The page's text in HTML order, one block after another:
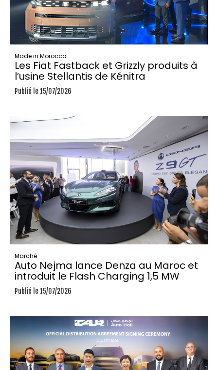
Made in Morocco
Les Fiat Fastback et Grizzly produits à
l’usine Stellantis de Kénitra
Publié le 15/07/2026
Marché
Auto Nejma lance Denza au Maroc et
introduit le Flash Charging 1,5 MW
Publié le 15/07/2026